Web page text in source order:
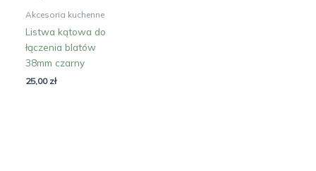
Akcesoria kuchenne
Listwa kątowa do
łączenia blatów
38mm czarny
25,00 zł